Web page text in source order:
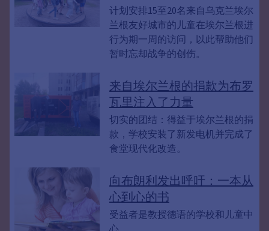
计划安排15至20名来自乌克兰埃尔
兰根友好城市的儿童在埃尔兰根进
行为期一周的访问，以此帮助他们
暂时忘却战争的创伤。
来自埃尔兰根的捐款为布罗
瓦里注入了力量
切实的团结：得益于埃尔兰根的捐
款，学校安装了新发电机并完成了
食堂现代化改造。
向布朗利发出呼吁：一本从
心到心的书
受益者是教授德语的学校和儿童中
心。